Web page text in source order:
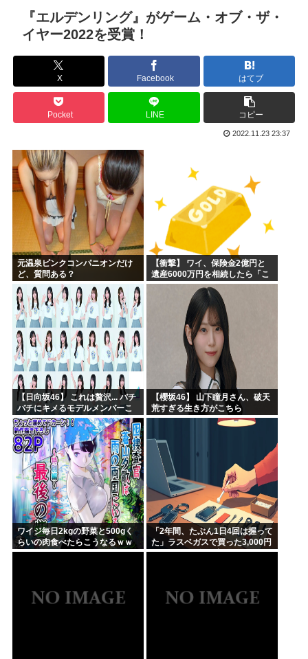
このガンプラなにかわかる？
エッヂ声優大好き部
イチローがマリナーズ主催のHRダービーで見せた活躍にML...
高市早苗、また怪しい経歴が出てくるwww
子供にはロボットアニメ以外禁止にするわ
【画像】キオクシア声優・羊宮妃那ちゃん今日も信用できるw...
デスノートの魅上照がめっちゃ好きなんだが
韓国人「最近の日本アニメ業界の勢力図を変えたと言われる作...
靖国神社、自衛官以外の軍服を禁止「コスプレは英霊を侮辱」
エ口漫画描いたんだけどpixivで誰も見ない
AI扱いされた絵師、筆を折る
『エルデンリング』がゲーム・オブ・ザ・
イヤー2022を受賞！
X Facebook はてブ
Pocket LINE コピー
2022.11.23 23:37
元温泉ピンクコンパニオンだけ
ど、質問ある？
【衝撃】 ワイ、保険金2億円と
遺産6000万円を相続したら「こ
う」なった・・・
【日向坂46】 これは贅沢... バチ
バチにキメるモデルメンバーこ
ちら
【櫻坂46】 山下瞳月さん、破天
荒すぎる生き方がこちら
ワイジ毎日2kgの野菜と500gく
らいの肉食べたらこうなるｗｗ
ｗ
「2年間、たぶん1日4回は握って
た」ラスベガスで買った3,000円
のキーホルダーを調べたら